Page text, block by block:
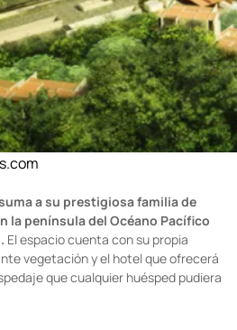
a su prestigiosa familia de
la península del Océano Pacífico